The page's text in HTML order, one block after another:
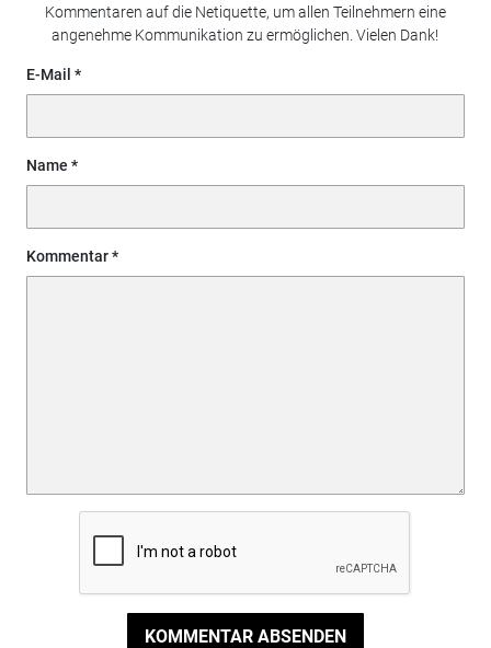
Kommentaren auf die Netiquette, um allen Teilnehmern eine
angenehme Kommunikation zu ermöglichen. Vielen Dank!
E-Mail
Name
Kommentar
KOMMENTAR ABSENDEN